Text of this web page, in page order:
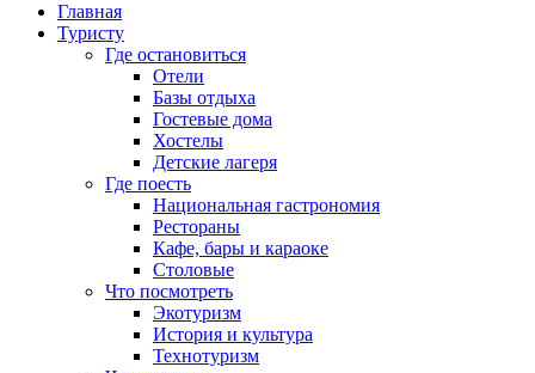
Главная
Туристу
Где остановиться
Отели
Базы отдыха
Гостевые дома
Хостелы
Детские лагеря
Где поесть
Национальная гастрономия
Рестораны
Кафе, бары и караоке
Столовые
Что посмотреть
Экотуризм
История и культура
Технотуризм